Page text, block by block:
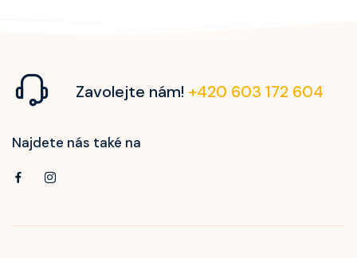
Zavolejte nám! +420 603 172 604
Najdete nás také na